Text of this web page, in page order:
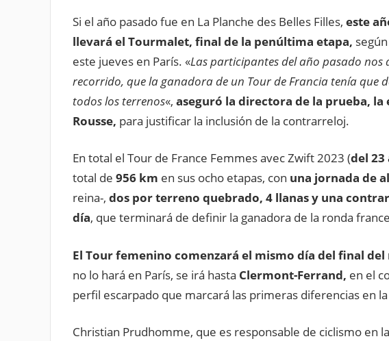
Si el año pasado fue en La Planche des Belles Filles, este
llevará el Tourmalet, final de la penúltima etapa,
este jueves en París. «Las participantes del año pasado
recorrido, que la ganadora de un Tour de Francia tenía que
todos los terrenos«, aseguró la directora de la prueba, la
Rousse, para justificar la inclusión de la contrarreloj.
En total el Tour de France Femmes avec Zwift 2023 (del 23
total de 956 km en sus ocho etapas, con una jornada de
reina-, dos por terreno quebrado, 4 llanas y una
día, que terminará de definir la ganadora de la ronda
El Tour femenino comenzará el mismo día del final del
no lo hará en París, se irá hasta Clermont-Ferrand, en el
perfil escarpado que marcará las primeras diferencias en
Christian Prudhomme, que es responsable de ciclismo en